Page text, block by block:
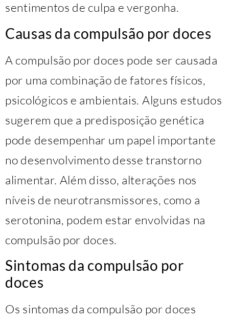
sentimentos de culpa e vergonha.
Causas da compulsão por doces
A compulsão por doces pode ser causada
por uma combinação de fatores físicos,
psicológicos e ambientais. Alguns estudos
sugerem que a predisposição genética
pode desempenhar um papel importante
no desenvolvimento desse transtorno
alimentar. Além disso, alterações nos
níveis de neurotransmissores, como a
serotonina, podem estar envolvidas na
compulsão por doces.
Sintomas da compulsão por
doces
Os sintomas da compulsão por doces